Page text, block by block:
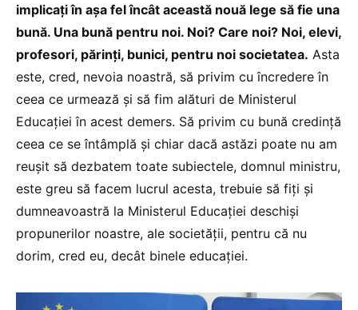
implicați în așa fel încât această nouă lege să fie una
bună. Una bună pentru noi. Noi? Care noi? Noi, elevi,
profesori, părinți, bunici, pentru noi societatea. Asta
este, cred, nevoia noastră, să privim cu încredere în
ceea ce urmează și să fim alături de Ministerul
Educației în acest demers. Să privim cu bună credință
ceea ce se întâmplă și chiar dacă astăzi poate nu am
reușit să dezbatem toate subiectele, domnul ministru,
este greu să facem lucrul acesta, trebuie să fiți și
dumneavoastră la Ministerul Educației deschiși
propunerilor noastre, ale societății, pentru că nu
dorim, cred eu, decât binele educației.